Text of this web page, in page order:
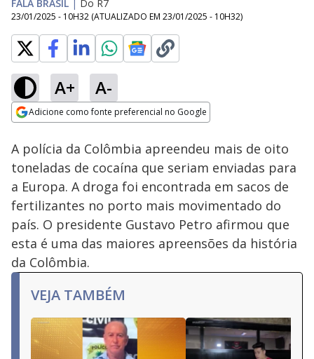
FALA BRASIL | Do R7
23/01/2025 - 10H32 (ATUALIZADO EM 23/01/2025 - 10H32)
A+ A-
Adicione como fonte preferencial no Google
Ativar
100.00%
A polícia da Colômbia apreendeu mais de oito
toneladas de cocaína que seriam enviadas para
a Europa. A droga foi encontrada em sacos de
fertilizantes no porto mais movimentado do
país. O presidente Gustavo Petro afirmou que
esta é uma das maiores apreensões da história
da Colômbia.
VEJA TAMBÉM